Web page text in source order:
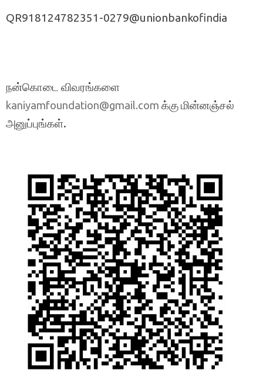
QR918124782351-0279@unionbankofindia
நன்கொடை விவரங்களை
kaniyamfoundation@gmail.com க்கு மின்னஞ்சல்
அனுப்புங்கள்.